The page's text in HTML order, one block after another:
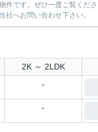
です。ぜひ一度ご覧くだ
へお問い合わせ下さい。
2K ～ 2LDK
-
-